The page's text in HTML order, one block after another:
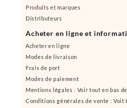
Produits et marques
Distributeurs
Acheter en ligne et
Acheter en ligne
Modes de livraison
Frais de port
Modes de paiement
Mentions légales : Voir tout en bas
Conditions générales de vente : Voit